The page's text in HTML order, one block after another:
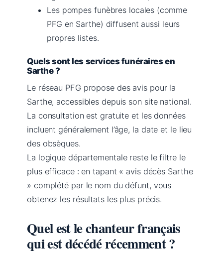
Les pompes funèbres locales (comme
PFG en Sarthe) diffusent aussi leurs
propres listes.
Quels sont les services funéraires en
Sarthe ?
Le réseau PFG propose des avis pour la
Sarthe, accessibles depuis son site national.
La consultation est gratuite et les données
incluent généralement l’âge, la date et le lieu
des obsèques.
La logique départementale reste le filtre le
plus efficace : en tapant « avis décès Sarthe
» complété par le nom du défunt, vous
obtenez les résultats les plus précis.
Quel est le chanteur français
qui est décédé récemment ?